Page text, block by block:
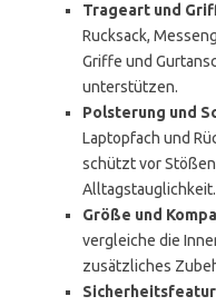
Trageart und
Rucksack,
Griffe und
unterstützen.
Polsterung und
Laptopfach und
schützt vor
Alltagstauglichkeit.
Größe und
vergleiche die
zusätzliches